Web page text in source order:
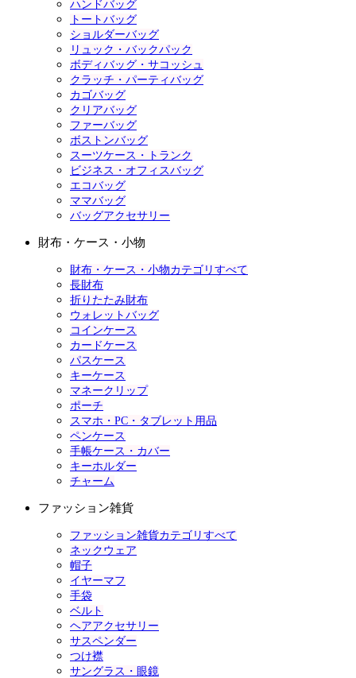
ハンドバッグ
トートバッグ
ショルダーバッグ
リュック・バックパック
ボディバッグ・サコッシュ
クラッチ・パーティバッグ
カゴバッグ
クリアバッグ
ファーバッグ
ボストンバッグ
スーツケース・トランク
ビジネス・オフィスバッグ
エコバッグ
ママバッグ
バッグアクセサリー
財布・ケース・小物
財布・ケース・小物カテゴリすべて
長財布
折りたたみ財布
ウォレットバッグ
コインケース
カードケース
パスケース
キーケース
マネークリップ
ポーチ
スマホ・PC・タブレット用品
ペンケース
手帳ケース・カバー
キーホルダー
チャーム
ファッション雑貨
ファッション雑貨カテゴリすべて
ネックウェア
帽子
イヤーマフ
手袋
ベルト
ヘアアクセサリー
サスペンダー
つけ襟
サングラス・眼鏡